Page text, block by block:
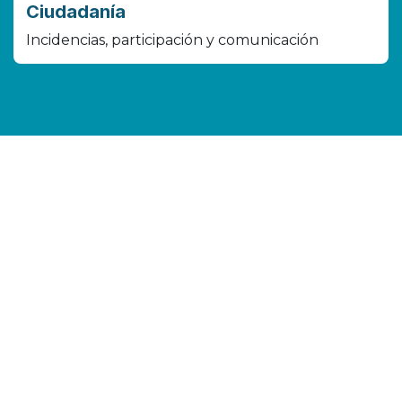
Ciudadanía
Incidencias, participación y comunicación